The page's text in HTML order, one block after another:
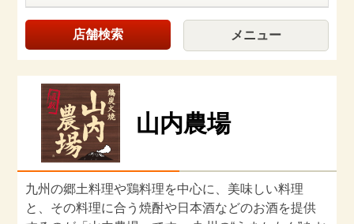
店舗検索 メニュー
山内農場
九州の郷土料理や鶏料理を中心に、美味しい料理
と、その料理に合う焼酎や日本酒などのお酒を提供